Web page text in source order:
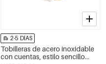
2-5 DÍAS
Tobilleras de acero inoxidable
con cuentas, estilo sencillo